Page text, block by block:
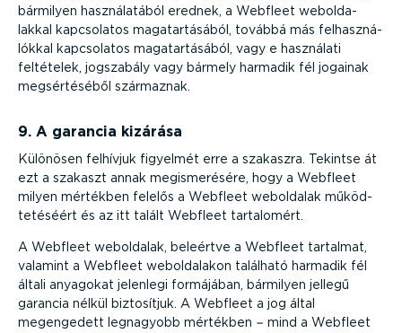
bármilyen haszná­la­tából erednek, a Webfleet webol­da­
lakkal kapcsolatos magatar­tá­sából, továbbá más felhasz­ná­
lókkal kapcsolatos magatar­tá­sából, vagy e használati
feltételek, jogszabály vagy bármely harmadik fél jogainak
megsér­té­séből származnak.
9. A garancia kizárása
Különösen felhívjuk figyelmét erre a szakaszra. Tekintse át
ezt a szakaszt annak megis­me­résére, hogy a Webfleet
milyen mértékben felelős a Webfleet weboldalak működ­
te­té­séért és az itt talált Webfleet tartalomért.
A Webfleet weboldalak, beleértve a Webfleet tartalmat,
valamint a Webfleet webol­da­lakon található harmadik fél
általi anyagokat jelenlegi formájában, bármilyen jellegű
garancia nélkül biztosítjuk. A Webfleet a jog által
megengedett legnagyobb mértékben − mind a Webfleet